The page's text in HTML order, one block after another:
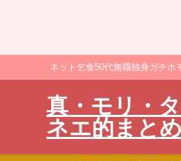
ネット乞食50代無職独身ガチ
真・モリ・
ネエ的まと